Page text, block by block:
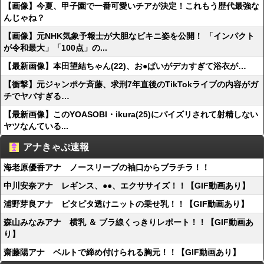
【画像】今夏、甲子園で一番可愛いチアが決定！これもう歴代最強な
んじゃね？
【画像】元NHK気象予報士が大胆なビキニ姿を公開！ 「インパクト
が令和最大」「100点」の...
【最新画像】本田望結ちゃん(22)、お●ぱいがデカすぎて浴衣が…
【衝撃】元ジャンポケ斉藤、求刑7年直後のTikTokライブの内容がガ
チでヤバすぎる…
【最新画像】このYOASOBI・ikura(25)にパイズリされて射精しない
ヤツなんている...
アナきゃぷ速報
海老原優香アナ ノースリーブの袖口からブラチラ！！
中川安奈アナ レギンス、●●、エクササイズ！！【GIF動画あり】
浦野芽良アナ ピタピタ透けニットの乗せ乳！！【GIF動画あり】
森山みなみアナ 横乳 ＆ ブラ線くっきりレポート！！【GIF動画あ
り】
齋藤陽アナ ベルトで締め付けられる胸元！！【GIF動画あり】